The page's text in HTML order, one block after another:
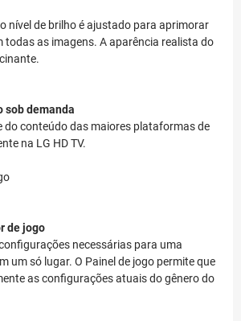
nível de brilho é ajustado para aprimorar
todas as imagens. A aparência realista do
sob demanda
do conteúdo das maiores plataformas de
na LG HD TV.
de jogo
necessárias para uma
um só lugar. O Painel de jogo permite que
as configurações atuais do gênero do